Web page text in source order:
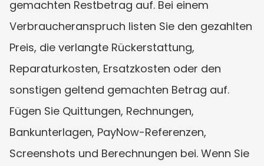
gemachten Restbetrag auf. Bei einem
Verbraucheranspruch listen Sie den gezahlten
Preis, die verlangte Rückerstattung,
Reparaturkosten, Ersatzkosten oder den
sonstigen geltend gemachten Betrag auf.
Fügen Sie Quittungen, Rechnungen,
Bankunterlagen, PayNow-Referenzen,
Screenshots und Berechnungen bei. Wenn Sie